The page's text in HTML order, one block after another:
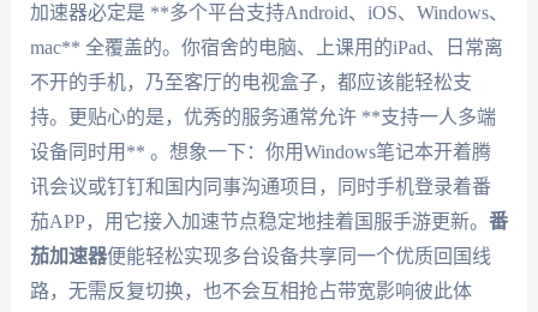
加速器必定是 **多个平台支持Android、iOS、Windows、
mac** 全覆盖的。你宿舍的电脑、上课用的iPad、日常离
不开的手机，乃至客厅的电视盒子，都应该能轻松支
持。更贴心的是，优秀的服务通常允许 **支持一人多端
设备同时用** 。想象一下：你用Windows笔记本开着腾
讯会议或钉钉和国内同事沟通项目，同时手机登录着番
茄APP，用它接入加速节点稳定地挂着国服手游更新。 番
茄加速器便能轻松实现多台设备共享同一个优质回国线
路，无需反复切换，也不会互相抢占带宽影响彼此体